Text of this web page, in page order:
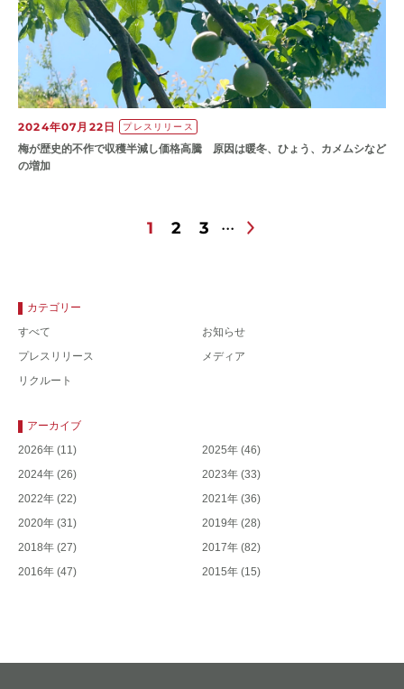
2024年07月22日 プレスリリース
梅が歴史的不作で収穫半減し価格高騰 原因は暖冬、ひょう、カメムシなど
の増加
1 2 3
カテゴリー
すべて
お知らせ
プレスリリース
メディア
リクルート
アーカイブ
2026年 (11) 2025年 (46)
2024年 (26) 2023年 (33)
2022年 (22) 2021年 (36)
2020年 (31) 2019年 (28)
2018年 (27) 2017年 (82)
2016年 (47) 2015年 (15)